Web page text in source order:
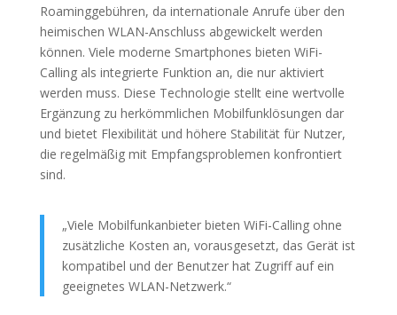
Roaminggebühren, da internationale Anrufe über den
heimischen WLAN-Anschluss abgewickelt werden
können. Viele moderne Smartphones bieten WiFi-
Calling als integrierte Funktion an, die nur aktiviert
werden muss. Diese Technologie stellt eine wertvolle
Ergänzung zu herkömmlichen Mobilfunklösungen dar
und bietet Flexibilität und höhere Stabilität für Nutzer,
die regelmäßig mit Empfangsproblemen konfrontiert
sind.
„Viele Mobilfunkanbieter bieten WiFi-Calling ohne
zusätzliche Kosten an, vorausgesetzt, das Gerät ist
kompatibel und der Benutzer hat Zugriff auf ein
geeignetes WLAN-Netzwerk.“